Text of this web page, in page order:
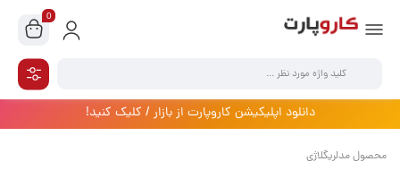
0
دانلود اپلیکیشن کاروپارت از بازار / کلیک کنید!
محصول مدلریگلاژی